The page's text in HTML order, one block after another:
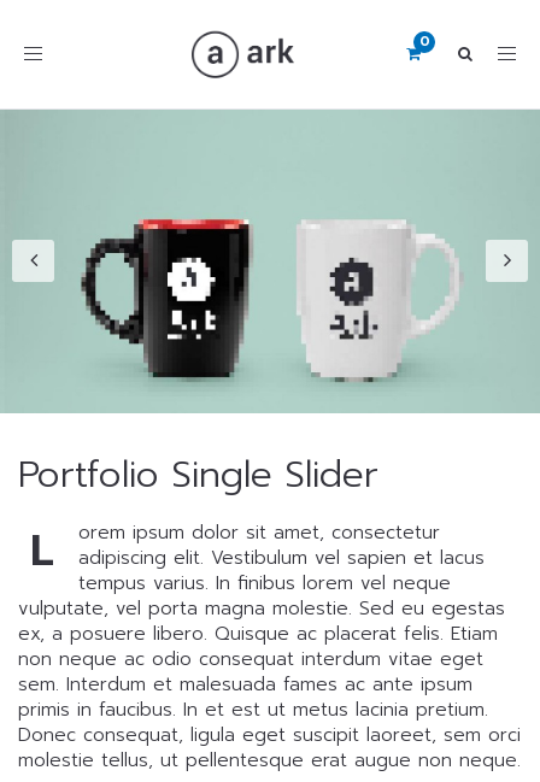
Toggle
Portfolio Single Slider
L
orem ipsum dolor sit amet, consectetur
adipiscing elit. Vestibulum vel sapien et lacus
tempus varius. In finibus lorem vel neque
vulputate, vel porta magna molestie. Sed eu egestas
ex, a posuere libero. Quisque ac placerat felis. Etiam
non neque ac odio consequat interdum vitae eget
sem. Interdum et malesuada fames ac ante ipsum
primis in faucibus. In et est ut metus lacinia pretium.
Donec consequat, ligula eget suscipit laoreet, sem orci
molestie tellus, ut pellentesque erat augue non neque.